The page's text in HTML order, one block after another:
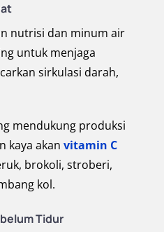
nutrisi dan minum air
untuk menjaga
sirkulasi darah,
mendukung produksi
kaya akan vitamin C
brokoli, stroberi,
kol.
Tidur